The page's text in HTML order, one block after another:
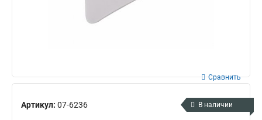
Артикул: 07-6236
Сравнить
В наличии